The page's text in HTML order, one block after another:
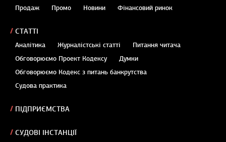
Продаж
Промо Новини Фінансовий ринок
СТАТТІ
Аналітика Журналістські статті
Питання читача
Обговорюємо Проект Кодексу
Думки
Обговорюємо Кодекс з питань банкрутства
Судова практика
ПІДПРИЄМСТВА
СУДОВІ ІНСТАНЦІЇ